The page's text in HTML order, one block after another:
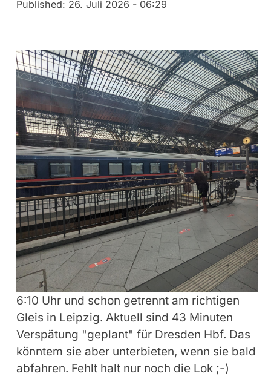
Published: 26. Juli 2026 - 06:29
6:10 Uhr und schon getrennt am richtigen
Gleis in Leipzig. Aktuell sind 43 Minuten
Verspätung "geplant" für Dresden Hbf. Das
könntem sie aber unterbieten, wenn sie bald
abfahren. Fehlt halt nur noch die Lok ;-)